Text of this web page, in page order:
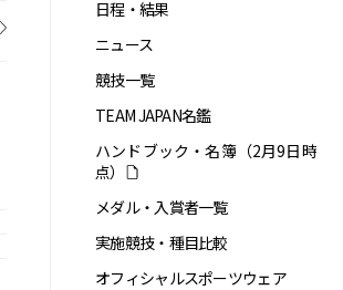
日程・結果
ニュース
競技一覧
TEAM JAPAN名鑑
ハンドブック・名簿（2月9日時
点）
メダル・入賞者一覧
実施競技・種目比較
オフィシャルスポーツウェア